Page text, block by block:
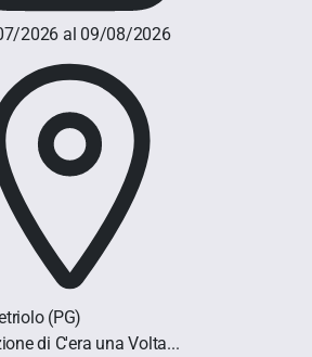
2026 al 09/08/2026
(PG)
di C'era una Volta...